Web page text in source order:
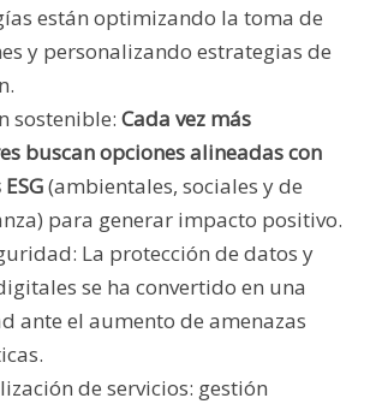
están optimizando la toma de
y personalizando estrategias de
sostenible: Cada vez más
buscan opciones alineadas con
(ambientales, sociales y de
para generar impacto positivo.
La protección de datos y
se ha convertido en una
ante el aumento de amenazas
de servicios: gestión